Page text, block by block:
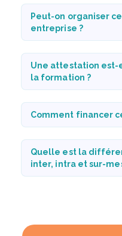
Peut-on organiser
entreprise ?
Une attestation est-
la formation ?
Comment financer
Quelle est la
inter, intra et sur-